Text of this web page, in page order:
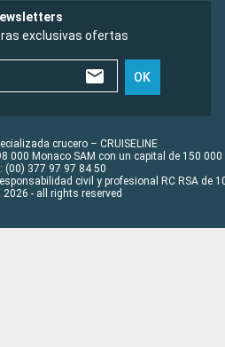
exclusivas ofertas
OK
crucero – CRUISELINE
000 Monaco SAM con un capital de 150 000
(00) 377 97 97 84 50
civil y profesional RC RSA de
2026 - all rights reserved